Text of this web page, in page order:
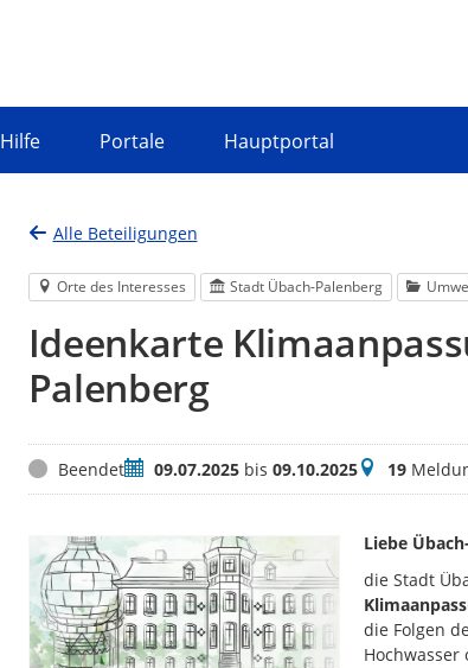
Hilfe Portale Hauptportal
Alle Beteiligungen
Orte des Interesses Stadt Übach-Palenberg
Ideenkarte
Palenberg
StatusBeendetZeitraum
09.07.2025bis 09.10.2025Meldungen
19
Liebe
die Stadt
die Folgen